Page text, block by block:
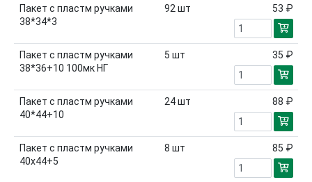
Пакет с пластм ручками
38*34*3
92 шт 53 ₽
Пакет с пластм ручками
38*36+10 100мк НГ
5 шт 35 ₽
Пакет с пластм ручками
40*44+10
24шт 88 ₽
Пакет с пластм ручками
40х44+5
8 шт 85 ₽